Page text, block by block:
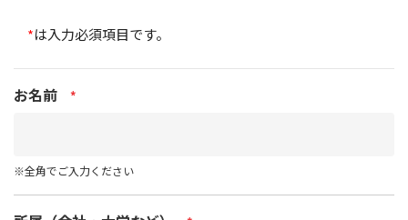
*は入力必須項目です。
お名前 *
※全角でご入力ください